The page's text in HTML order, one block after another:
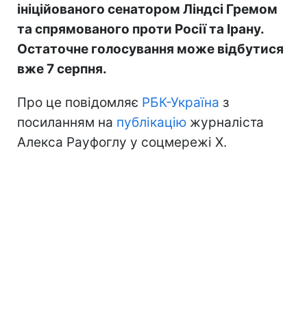
ініційованого сенатором Ліндсі Гремом
та спрямованого проти Росії та Ірану.
Остаточне голосування може відбутися
вже 7 серпня.
Про це повідомляє РБК-Україна з
посиланням на публікацію журналіста
Алекса Рауфоглу у соцмережі X.